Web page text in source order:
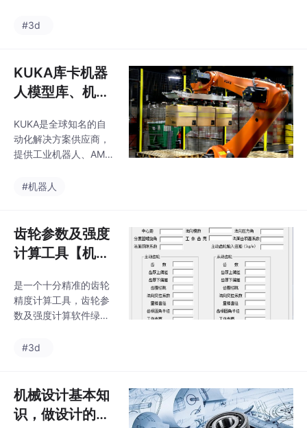
计算软件，操作简单、
扭矩等参数就能直接计
算出齿轮所需模数、齿
宽等参数。
#3d
KUKA库卡机器
人模型库、机械
客户端
KUKA是全球知名的自
动化解决方案供应商，
提供工业机器人、AMR
务。本文分享一个完全
度网盘（提取码888
8），无需付费即可获
取。该资源解决了用户
经测试真实有效。
#机器人
齿轮参数及强度
计算工具【机械
是一个十分精准的齿轮
精度计算工具，齿轮参
数及强度计算软件绿色
计算软件，操作简单、
扭矩等参数就能直接计
算出齿轮所需模数、齿
宽等参数。
#3d
机械设计基本知
识，做设计的一